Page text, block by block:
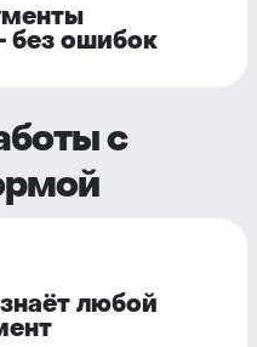
без ошибок
с
любой